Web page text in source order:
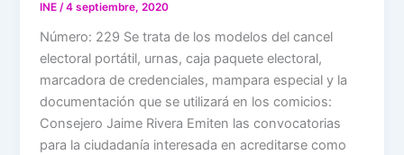
INE/4 septiembre, 2020
Número: 229 Se trata de los modelos del cancel
electoral portátil, urnas, caja paquete electoral,
marcadora de credenciales, mampara especial y la
documentación que se utilizará en los comicios:
Consejero Jaime Rivera Emiten las convocatorias
para la ciudadanía interesada en acreditarse como